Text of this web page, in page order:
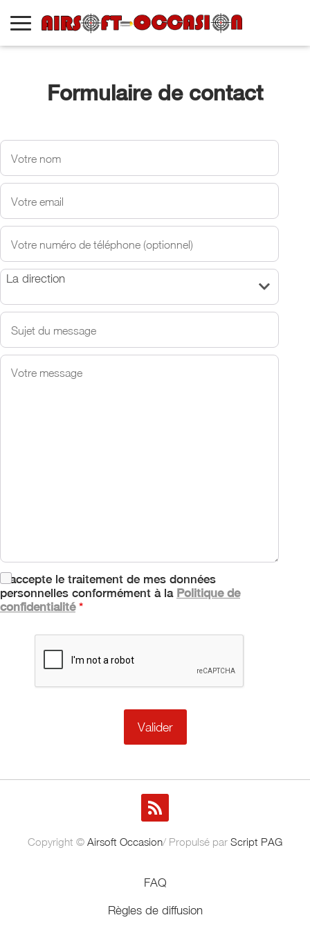
Formulaire de contact
La direction
J'accepte le traitement de mes données
personnelles conformément à la Politique de
confidentialité
Copyright © Airsoft Occasion/ Propulsé par Script PAG
FAQ
Règles de diffusion